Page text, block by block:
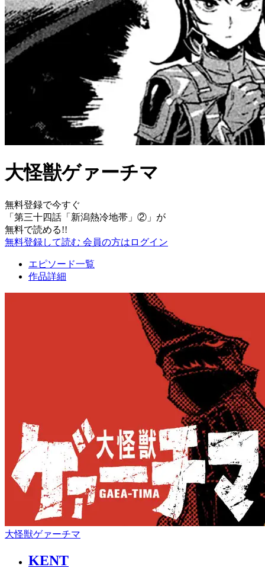
大怪獣ゲァーチマ
無料登録で今すぐ
「 第三十四話「新潟熱冷地帯」② 」が
無料で読める!!
無料登録して読む 会員の方はログイン
エピソード一覧
作品詳細
大怪獣ゲァーチマ
KENT